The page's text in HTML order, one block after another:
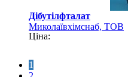
Дібутілфталат
Миколаївхімснаб, ТОВ
Ціна:
1